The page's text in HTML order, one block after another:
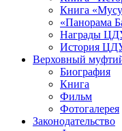
Книга
«Панорама
Награды
История
Верховный
Биография
Книга
Фильм
Фотогалерея
Законодательство